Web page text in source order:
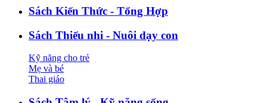
Sách Kiến Thức - Tổng Hợp
Sách Thiếu nhi - Nuôi dạy con
Kỹ năng cho trẻ
Mẹ và bé
Thai giáo